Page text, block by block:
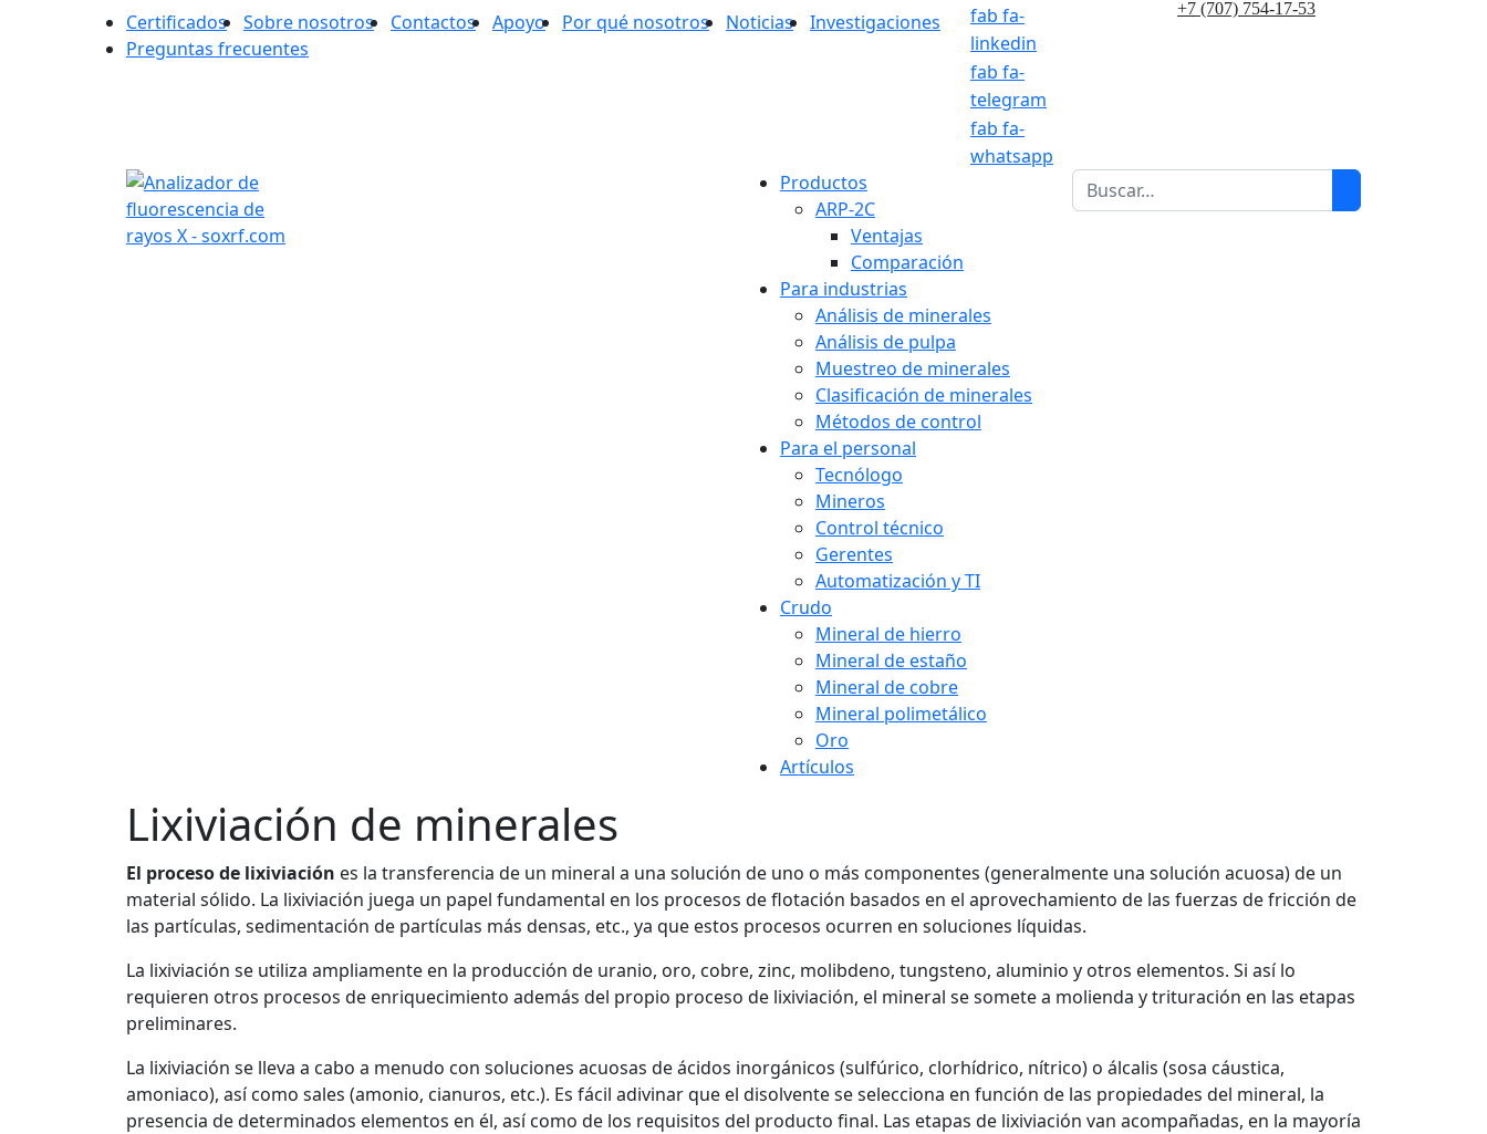
Certificados Sobre nosotros Contactos Apoyo Por qué nosotros Noticias
Investigaciones
Preguntas frecuentes
fab fa-
linkedin
fab fa-
telegram
fab fa-
whatsapp
+7 (707) 754-17-53
Productos
ARP-2C
Ventajas
Comparación
Para industrias
Análisis de minerales
Análisis de pulpa
Muestreo de minerales
Clasificación de minerales
Métodos de control
Para el personal
Tecnólogo
Mineros
Control técnico
Gerentes
Automatización y TI
Crudo
Mineral de hierro
Mineral de estaño
Mineral de cobre
Mineral polimetálico
Oro
Artículos
1
Lixiviación de minerales
El proceso de lixiviación es la transferencia de un mineral a una solución de uno o más componentes (generalmente una solución acuosa) de un
material sólido. La lixiviación juega un papel fundamental en los procesos de flotación basados ​​en el aprovechamiento de las fuerzas de fricción de
las partículas, sedimentación de partículas más densas, etc., ya que estos procesos ocurren en soluciones líquidas.
La lixiviación se utiliza ampliamente en la producción de uranio, oro, cobre, zinc, molibdeno, tungsteno, aluminio y otros elementos. Si así lo
requieren otros procesos de enriquecimiento además del propio proceso de lixiviación, el mineral se somete a molienda y trituración en las etapas
preliminares.
La lixiviación se lleva a cabo a menudo con soluciones acuosas de ácidos inorgánicos (sulfúrico, clorhídrico, nítrico) o álcalis (sosa cáustica,
amoniaco), así como sales (amonio, cianuros, etc.). Es fácil adivinar que el disolvente se selecciona en función de las propiedades del mineral, la
presencia de determinados elementos en él, así como de los requisitos del producto final. Las etapas de lixiviación van acompañadas, en la mayoría